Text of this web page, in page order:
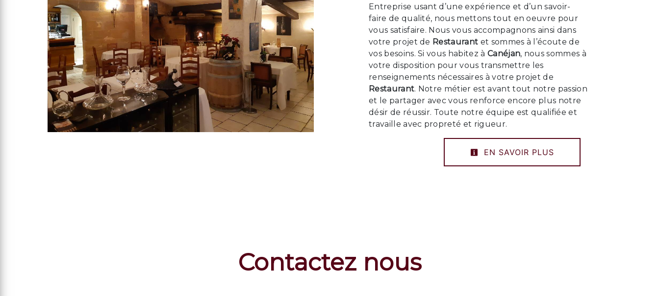
Entreprise usant d’une expérience et d’un savoir-
faire de qualité, nous mettons tout en oeuvre pour
vous satisfaire. Nous vous accompagnons ainsi dans
votre projet de Restaurant et sommes à l’écoute de
vos besoins. Si vous habitez à Canéjan, nous sommes à
votre disposition pour vous transmettre les
renseignements nécessaires à votre projet de
Restaurant. Notre métier est avant tout notre passion
et le partager avec vous renforce encore plus notre
désir de réussir. Toute notre équipe est qualifiée et
travaille avec propreté et rigueur.
EN SAVOIR PLUS
Contactez nous